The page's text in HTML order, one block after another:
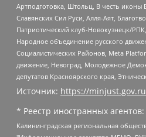
Артподготовка, Штольц, В честь
Славянских Сил Руси, Алля-Аят,
Патриотический клуб-Новокузнецк/
Народное объединение русского
Социалистических Районов, Meta
движение, Невоград, Молодежное
депутатов Красноярского края,
Источник: https://
* Реестр иностранных агентов:
Калининградская региональная общественная организация "Экозащита!-Женсовет", Фонд содействия защите прав и свобод граждан "Общественный вердикт", Фонд "Институт Развития Свободы Информации", Частное учреждение "Информационное агентство МЕМО. РУ", Региональная общественная организация "Общественная комиссия по сохранению наследия академика Сахарова", Фонд поддержки свободы прессы, Санкт-Петербургская общественная правозащитная организация "Гражданский контроль", Межрегиональная общественная организация "Информационно-просветительский центр "Мемориал", Региональный Фонд "Центр Защиты Прав Средств Массовой Информации", с 05.12.2023 Фонд "Центр Защиты Прав Средств массовой информации", Региональная общественная благотворительная организация помощи беженцам и мигрантам "Гражданское содействие", Негосударственное образовательное учреждение дополнительного профессионального образования (повышение квалификации) специалистов "АКАДЕМИЯ ПО ПРАВАМ ЧЕЛОВЕКА", Свердловская региональная общественная организация "Сутяжник", Автономная некоммерческая организация "Центр независимых социологических исследований", Союз общественных объединений "Российский исследовательский центр по правам человека", Региональное общественное учреждение научно-информационный центр "МЕМОРИАЛ", Некоммерческая организация "Фонд защиты гласности", Автономная некоммерческая организация "Институт прав человека", Городская общественная организация "Екатеринбургское общество "МЕМОРИАЛ", Городская общественная организация "Рязанское историко-просветительское и правозащитное общество "Мемориал" (Рязанский Мемориал), Челябинский региональный орган общественной самодеятельности – женское общественное